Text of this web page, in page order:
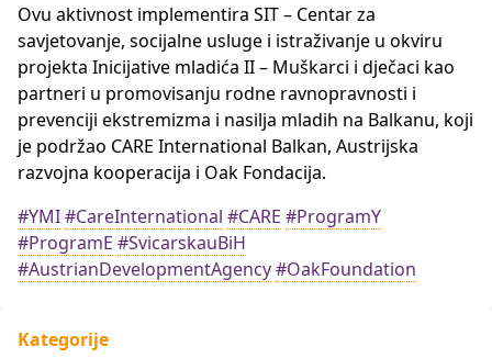
Ovu aktivnost implementira SIT – Centar za
savjetovanje, socijalne usluge i istraživanje u okviru
projekta Inicijative mladića II – Muškarci i dječaci kao
partneri u promovisanju rodne ravnopravnosti i
prevenciji ekstremizma i nasilja mladih na Balkanu, koji
je podržao CARE International Balkan, Austrijska
razvojna kooperacija i Oak Fondacija.
#YMI#CareInternational #CARE #ProgramY
#ProgramE #SvicarskauBiH
#AustrianDevelopmentAgency#OakFoundation
Kategorije